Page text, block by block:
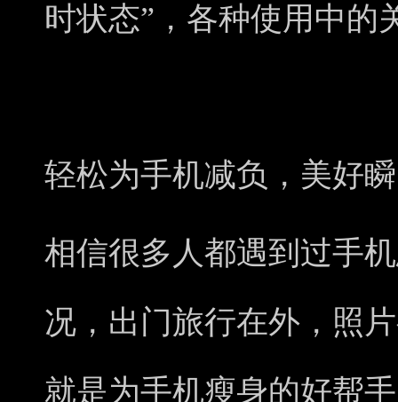
时状态”，各种使用中的
轻松为手机减负 ，美好
相信很多人都遇到过手
况，出门旅行在外，照
就是为手机瘦身的好帮